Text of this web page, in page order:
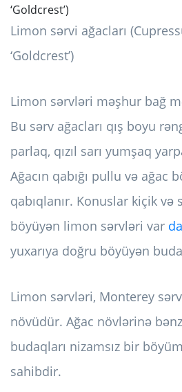
Limon sərvi ağacları
‘Goldcrest’)
Limon sərvləri məşhur bağ
Bu sərv ağacları qış boyu
parlaq, qızıl sarı yumşaq
Ağacın qabığı pullu və ağac
qabıqlanır. Konuslar kiçik və
böyüyən limon sərvləri var
yuxarıya doğru böyüyən
Limon sərvləri, Monterey
növüdür. Ağac növlərinə
budaqları nizamsız bir
sahibdir.